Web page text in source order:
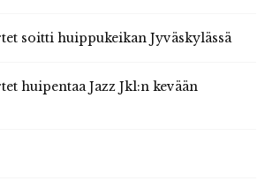
soitti huippukeikan Jyväskylässä
huipentaa Jazz Jkl:n kevään